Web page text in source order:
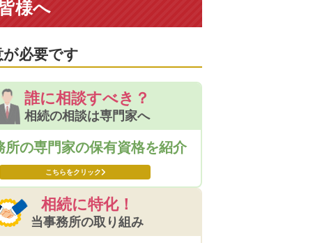
様へ
必要です
誰に相談すべき？
相続の相談は専門家へ
所の専門家の保有資格を紹介
こちらをクリック
相続に特化！
当事務所の取り組み